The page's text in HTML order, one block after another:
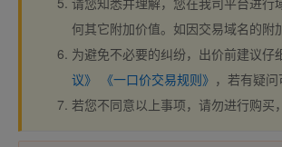
何其它附加价值。如因交易域名的
为避免不必要的纠纷，出价前建议仔
议》
《一口价交易规则》 ，若有疑问
若您不同意以上事项，请勿进行购